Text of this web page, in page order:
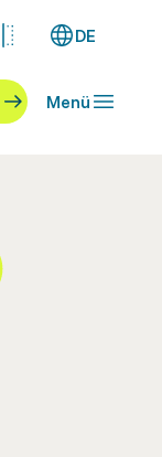
DE
Menü